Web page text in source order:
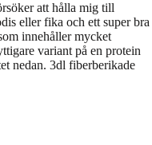
att hålla mig till
eller fika och ett super bra
innehåller mycket
variant på en protein
nedan. 3dl fiberberikade